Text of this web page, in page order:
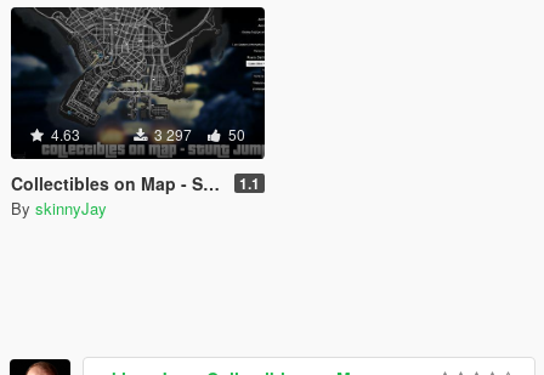
4.63 3 297 50
Collectibles on Map - Stunt Jumps 1.1
By skinnyJay